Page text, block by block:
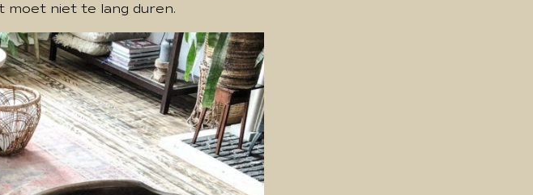
moet niet te lang duren.